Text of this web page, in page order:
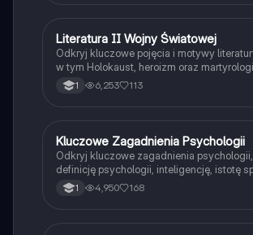
Język polski
Literatura II Wojny Światowej
Odkryj kluczowe pojęcia i motywy
w tym Holokaust, heroizm oraz
twórczości Pokolenia Kolumbów, w tym
Borowskiego i Krzysztofa Kamila
1 6,253 113
Filozofia
Kluczowe Zagadnienia Psychologii
Odkryj kluczowe zagadnienia
definicję psychologii, inteligencję, istotę
postawy, emocje podstawowe, stres oraz
między grupami formalnymi i
1 4,950 168